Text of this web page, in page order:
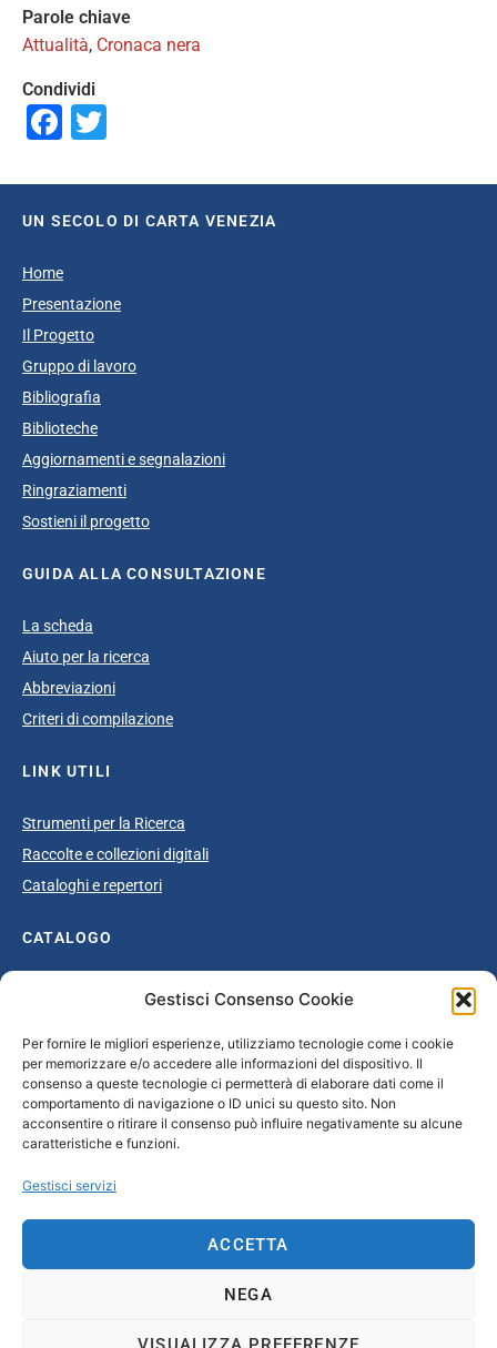
Gestisci Consenso Cookie
Per fornire le migliori esperienze, utilizziamo tecnologie come i cookie
per memorizzare e/o accedere alle informazioni del dispositivo. Il
consenso a queste tecnologie ci permetterà di elaborare dati come il
comportamento di navigazione o ID unici su questo sito. Non
acconsentire o ritirare il consenso può influire negativamente su alcune
caratteristiche e funzioni.
Gestisci servizi
ACCETTA
NEGA
Parole chiave
Attualità, Cronaca nera
Condividi
Facebook
UN SECOLO DI CARTA VENEZIA
Home
Presentazione
Il Progetto
Gruppo di lavoro
Bibliografia
Biblioteche
Aggiornamenti e segnalazioni
Ringraziamenti
Sostieni il progetto
GUIDA ALLA CONSULTAZIONE
La scheda
Aiuto per la ricerca
Abbreviazioni
Criteri di compilazione
LINK UTILI
Strumenti per la Ricerca
Raccolte e collezioni digitali
Cataloghi e repertori
CATALOGO
Catalogo completo
Età giolittiana
Grande Guerra e dopoguerra
Fascismo
Repubblica Sociale Italiana
CONTATTI